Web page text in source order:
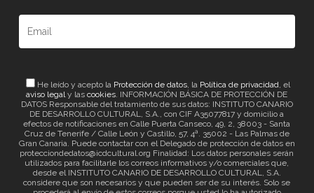
He leído y acepto la Protección de datos, la Política de privacidad, el
aviso legaly lascookies. INFORMACIÓN BÁSICA DE PROTECCIÓN DE
DATOS Responsable del tratamiento de sus datos: INSTITUTO CANARIO
DE DESARROLLO CULTURAL, S.A., con CIF A35077817 y domicilio a
efectos de notificaciones en Calle Puerta Canseco, 49, 2, 38003 - Santa
Cruz de Tenerife / Calle León y Castillo, 57, 4ª. 35002 - Las Palmas de
Gran Canaria. Puede contactar con el Delegado de protección de datos en
protecciondedatos@icdcultural.org Finalidad: Los datos personales serán
utilizados para facilitarle los correos informativos y/o comerciales que,
desde el INSTITUTO CANARIO DE DESARROLLO CULTURAL, S.A.
considere que son necesarios y que pueden ser de su interés. Solo se